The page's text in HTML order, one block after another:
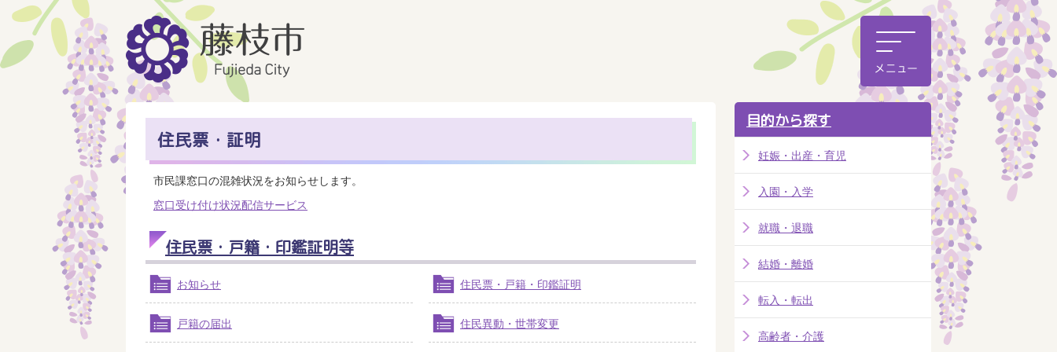
住民票・証明
市民課窓口の混雑状況をお知らせします。
窓口受け付け状況配信サービス
住民票・戸籍・印鑑証明等
お知らせ 住民票・戸籍・印鑑証明
戸籍の届出 住民異動・世帯変更
目的から探す
妊娠・出産・育児
入園・入学
就職・退職
結婚・離婚
転入・転出
高齢者・介護